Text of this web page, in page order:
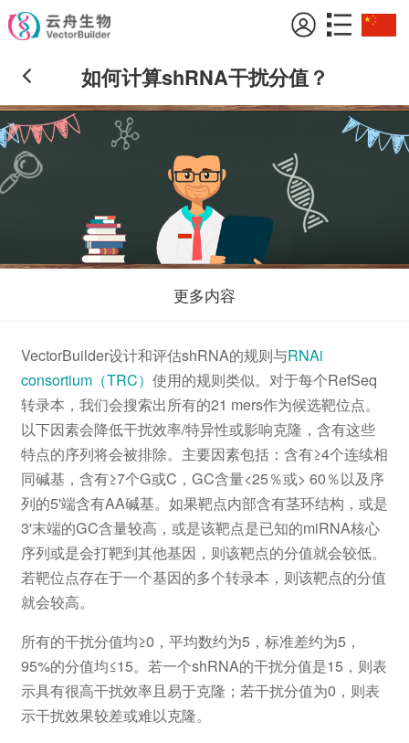
如何计算shRNA干扰分值？
更多内容
VectorBuilder设计和评估shRNA的规则与RNAi
consortium（TRC） 使用的规则类似。对于每个RefSeq
转录本，我们会搜索出所有的21 mers作为候选靶位点。
以下因素会降低干扰效率/特异性或影响克隆，含有这些
特点的序列将会被排除。主要因素包括：含有≥4个连续相
同碱基，含有≥7个G或C，GC含量<25％或> 60％以及序
列的5'端含有AA碱基。如果靶点内部含有茎环结构，或是
3'末端的GC含量较高，或是该靶点是已知的miRNA核心
序列或是会打靶到其他基因，则该靶点的分值就会较低。
若靶位点存在于一个基因的多个转录本，则该靶点的分值
就会较高。
所有的干扰分值均≥0，平均数约为5，标准差约为5，
95%的分值均≤15。若一个shRNA的干扰分值是15，则表
示具有很高干扰效率且易于克隆；若干扰分值为0，则表
示干扰效果较差或难以克隆。